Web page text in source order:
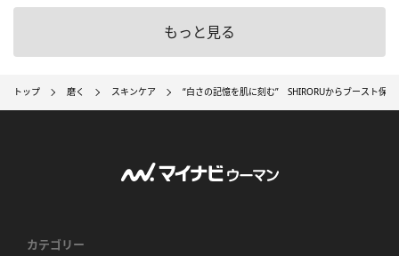
もっと見る
トップ 磨く スキンケア “白さの記憶を肌に刻む” SHIRORUからブースト保
カテゴリー